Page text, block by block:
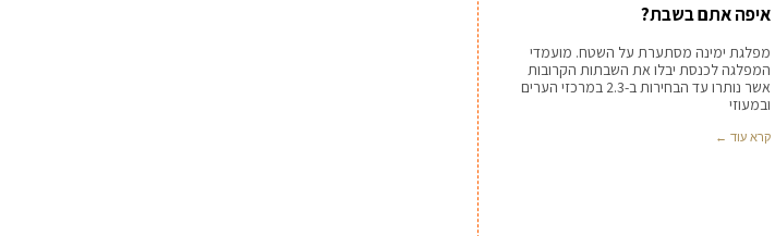
איפה אתם בשבת?
מפלגת ימינה מסתערת על השטח. מועמדי
המפלגה לכנסת יבלו את השבתות הקרובות
אשר נותרו עד הבחירות ב-2.3 במרכזי הערים
ובמעוזי
קרא עוד ←